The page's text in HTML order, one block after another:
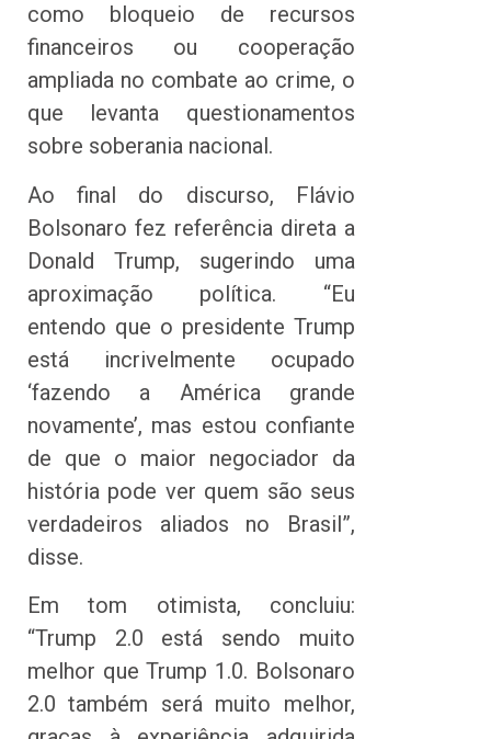
como bloqueio de recursos
financeiros ou cooperação
ampliada no combate ao crime, o
que levanta questionamentos
sobre soberania nacional.
Ao final do discurso, Flávio
Bolsonaro fez referência direta a
Donald Trump, sugerindo uma
aproximação política. “Eu
entendo que o presidente Trump
está incrivelmente ocupado
‘fazendo a América grande
novamente’, mas estou confiante
de que o maior negociador da
história pode ver quem são seus
verdadeiros aliados no Brasil”,
disse.
Em tom otimista, concluiu:
“Trump 2.0 está sendo muito
melhor que Trump 1.0. Bolsonaro
2.0 também será muito melhor,